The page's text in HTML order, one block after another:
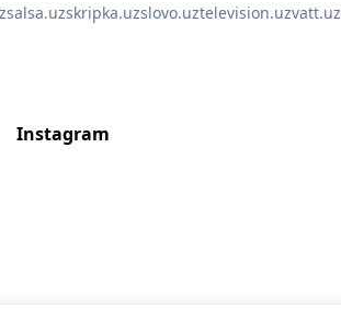
salsa.uzskripka.uzslovo.uztelevision.uzvatt.uz
Instagram